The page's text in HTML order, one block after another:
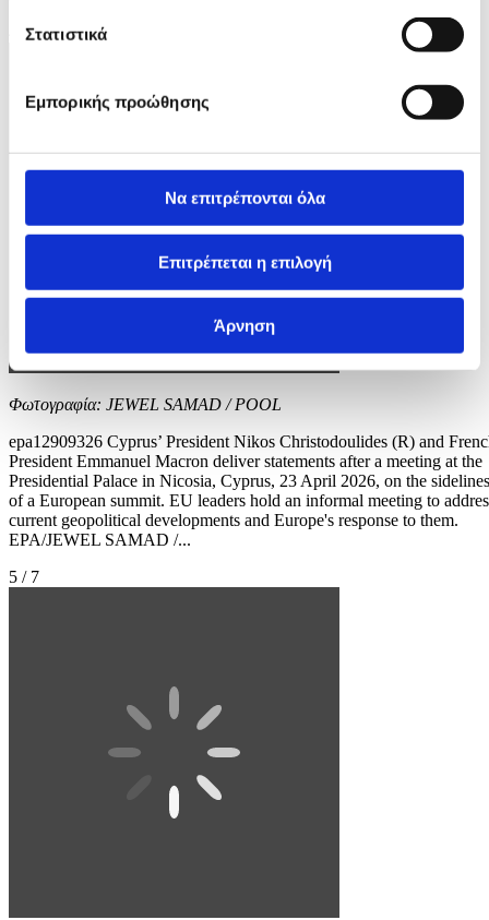
Στατιστικά
Εμπορικής προώθησης
Να επιτρέπονται όλα
Επιτρέπεται η επιλογή
Άρνηση
4 / 7
Φωτογραφία: JEWEL SAMAD / POOL
epa12909326 Cyprus’ President Nikos Christodoulides (R) and
President Emmanuel Macron deliver statements after a meeting at the
Presidential Palace in Nicosia, Cyprus, 23 April 2026, on the sidelines
of a European summit. EU leaders hold an informal meeting to
current geopolitical developments and Europe's response to them.
EPA/JEWEL SAMAD /...
5 / 7